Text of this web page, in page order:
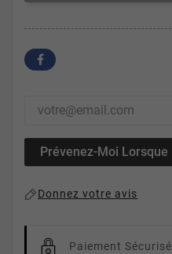
Prévenez-Moi
Donnez votre avis
Paiement